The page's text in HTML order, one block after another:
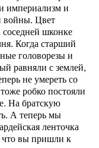
империализм и
войны. Цвет
шконке
Когда старший
головорезы и
равняли с землей,
не умереть со
робко постояли
На братскую
А теперь мы
ленточка
что вы пришли к